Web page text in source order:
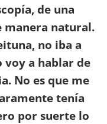
de una
manera natural.
no iba a
a hablar de
No es que me
tenía
por suerte lo